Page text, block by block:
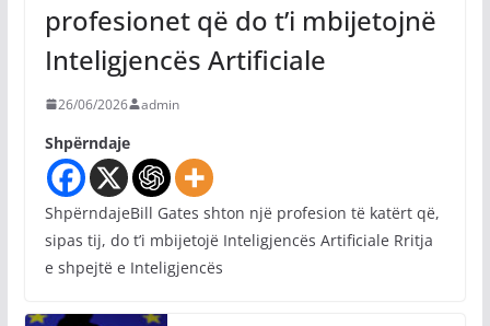
profesionet që do t’i mbijetojnë
Inteligjencës Artificiale
26/06/2026 admin
Shpërndaje
ShpërndajeBill Gates shton një profesion të katërt që,
sipas tij, do t’i mbijetojë Inteligjencës Artificiale Rritja
e shpejtë e Inteligjencës